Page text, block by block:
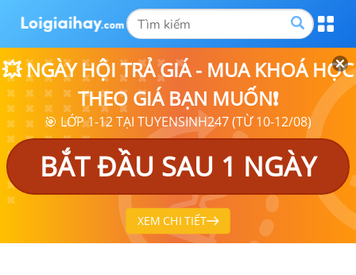
💥 NGÀY HỘI TRẢ GIÁ - MUA KHOÁ HỌC
THEO GIÁ BẠN MUỐN❗
🎯 LỚP 1-12 TẠI TUYENSINH247 (TỪ 10-12/08)
BẮT ĐẦU SAU 1 NGÀY
XEM CHI TIẾT